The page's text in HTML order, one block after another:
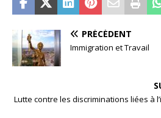
PRÉCÉDENT
Immigration et Travail
Lutte contre les discriminations liées à